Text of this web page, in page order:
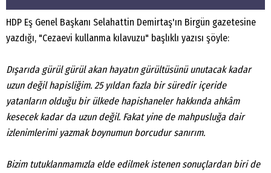
HDP Eş Genel Başkanı Selahattin Demirtaş'ın Birgün gazetesine
yazdığı, "Cezaevi kullanma kılavuzu" başlıklı yazısı şöyle:
Dışarıda gürül gürül akan hayatın gürültüsünü unutacak kadar
uzun değil hapisliğim. 25 yıldan fazla bir süredir içeride
yatanların olduğu bir ülkede hapishaneler hakkında ahkâm
kesecek kadar da uzun değil. Fakat yine de mahpusluğa dair
izlenimlerimi yazmak boynumun borcudur sanırım.
Bizim tutuklanmamızla elde edilmek istenen sonuçlardan biri de